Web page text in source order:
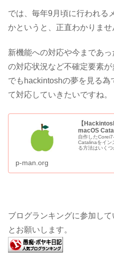
では、毎年9月頃に行われる
かというと、正直わかりませ
新機能への対応や今まであ
の対応状況など不確定要素が
でもhackintoshの夢を見る為
て対応していきたいですね。
【
macOS
自作した
Catalinaをイン
る方法はいく
p-man.org
ブログランキングに参加し
とお願いします。